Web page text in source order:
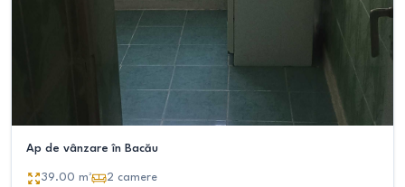
Ap de vânzare în Bacău
39.00 m² 2 camere